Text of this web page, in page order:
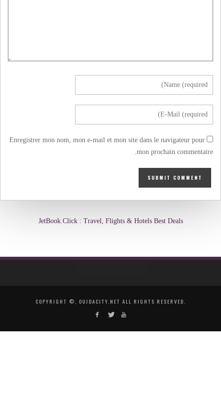
Enregistrer mon nom, mon e-mail et mon site dans le navigateur pour
mon prochain commentaire.
JetBook.Click : Travel, Flights & Hotels Best Deals
COPYRIGHT ©, OUJDACITY.NET ALL RIGHTS RESERVED.